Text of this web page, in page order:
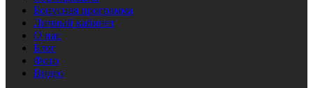
Бонусная программа
Личный кабинет
О нас
Блог
Фото
Видео